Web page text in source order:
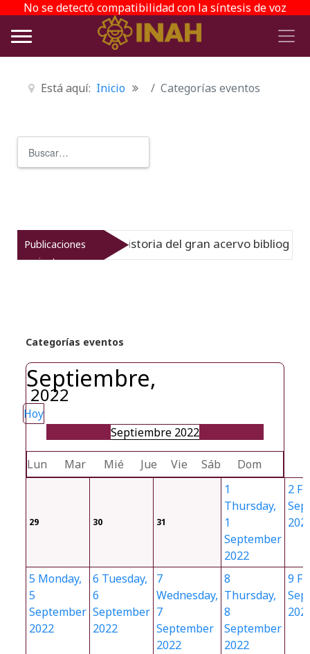
No se detectó compatibilidad con la síntesis de voz
Está aquí: Inicio Categorías eventos
Publicaciones
recientes
muestra la historia del gran acervo bibliográfico
Categorías eventos
Septiembre,
2022
Hoy
Septiembre 2022
Lun Mar Mié Jue Vie Sáb Dom
29 30 31
1
Thursday,
1
September
2022
2
5 Monday,
5
September
2022
6 Tuesday,
6
September
2022
7
Wednesday,
7
September
2022
8
Thursday,
8
September
2022
9